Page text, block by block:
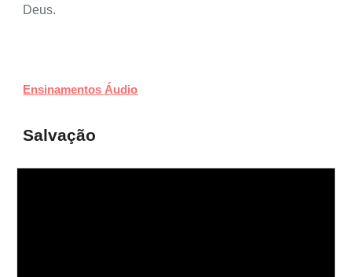
Deus.
Ensinamentos Áudio
Salvação